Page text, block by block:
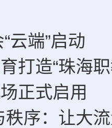
云端”启动
打造“珠海
正式启用
秩序：让大